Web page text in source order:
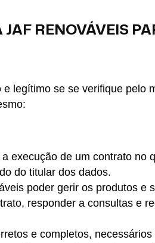
RENOVÁVEIS
legítimo se se verifique pelo
execução de um contrato no
do titular dos dados.
poder gerir os produtos e
responder a consultas e
e completos,